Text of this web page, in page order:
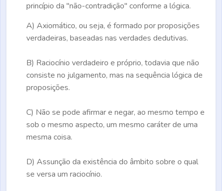
princípio da "não-contradição" conforme a lógica.
A) Axiomático, ou seja, é formado por proposições
verdadeiras, baseadas nas verdades dedutivas.
B) Raciocínio verdadeiro e próprio, todavia que não
consiste no julgamento, mas na sequência lógica de
proposições.
C) Não se pode afirmar e negar, ao mesmo tempo e
sob o mesmo aspecto, um mesmo caráter de uma
mesma coisa.
D) Assunção da existência do âmbito sobre o qual
se versa um raciocínio.